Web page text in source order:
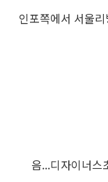
인포쪽에서 서울
음...디자이너스